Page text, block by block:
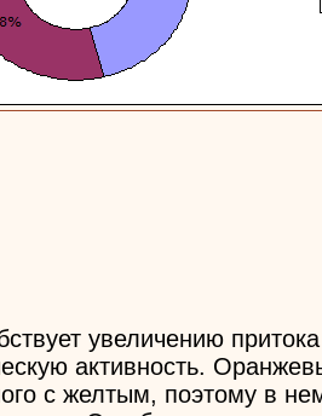
увеличению
активность.
с желтым, поэтому в